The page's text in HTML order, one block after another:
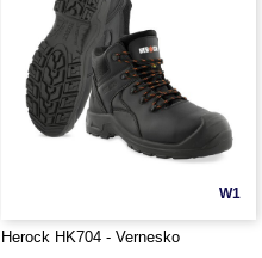
W1
Herock HK704 - Vernesko